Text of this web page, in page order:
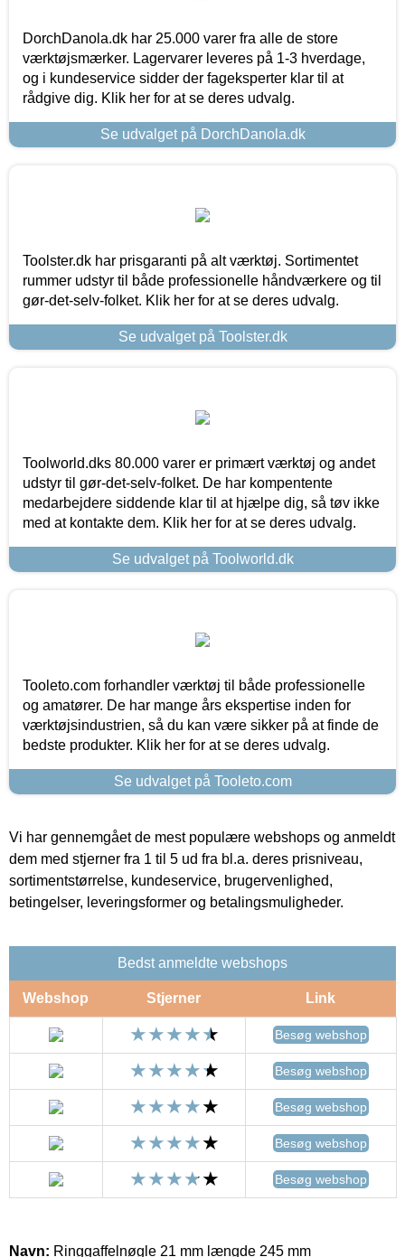
DorchDanola.dk har 25.000 varer fra alle de store
værktøjsmærker. Lagervarer leveres på 1-3 hverdage,
og i kundeservice sidder der fageksperter klar til at
rådgive dig. Klik her for at se deres udvalg.
Se udvalget på DorchDanola.dk
Toolster.dk har prisgaranti på alt værktøj. Sortimentet
rummer udstyr til både professionelle håndværkere og til
gør-det-selv-folket. Klik her for at se deres udvalg.
Se udvalget på Toolster.dk
Toolworld.dks 80.000 varer er primært værktøj og andet
udstyr til gør-det-selv-folket. De har kompentente
medarbejdere siddende klar til at hjælpe dig, så tøv ikke
med at kontakte dem. Klik her for at se deres udvalg.
Se udvalget på Toolworld.dk
Tooleto.com forhandler værktøj til både professionelle
og amatører. De har mange års ekspertise inden for
værktøjsindustrien, så du kan være sikker på at finde de
bedste produkter. Klik her for at se deres udvalg.
Se udvalget på Tooleto.com
Vi har gennemgået de mest populære webshops og anmeldt
dem med stjerner fra 1 til 5 ud fra bl.a. deres prisniveau,
sortimentstørrelse, kundeservice, brugervenlighed,
betingelser, leveringsformer og betalingsmuligheder.
Bedst anmeldte webshops
Webshop Stjerner Link
Besøg webshop
Besøg webshop
Besøg webshop
Besøg webshop
Besøg webshop
Navn: Ringgaffelnøgle 21 mm længde 245 mm